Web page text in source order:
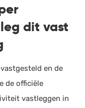
dit vast
en de
de officiële
vastleggen in